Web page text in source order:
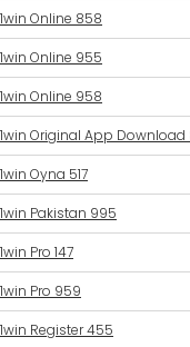
1win Online 858
1win Online 955
1win Online 958
1win Original App Download
1win Oyna 517
1win Pakistan 995
1win Pro 147
1win Pro 959
1win Register 455